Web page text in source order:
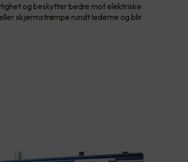
og beskytter bedre mot elektriske
skjermstrømpe rundt lederne og blir